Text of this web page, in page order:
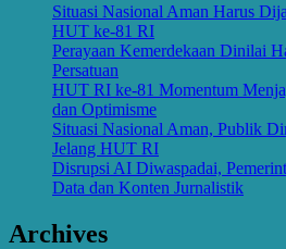
Situasi Nasional Aman Harus
HUT ke-81 RI
Perayaan Kemerdekaan Dinilai
Persatuan
HUT RI ke-81 Momentum
dan Optimisme
Situasi Nasional Aman, Publik
Jelang HUT RI
Disrupsi AI Diwaspadai,
Data dan Konten Jurnalistik
Archives